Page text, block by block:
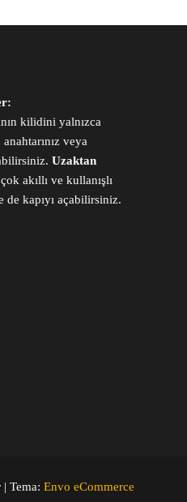
kilidini yalnızca
veya
Uzaktan
akıllı ve kullanışlı
kapıyı açabilirsiniz.
| Tema: Envo eCommerce